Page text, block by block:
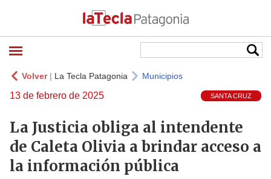
Volver| La Tecla Patagonia Municipios
13 de febrero de 2025 SANTA CRUZ
La Justicia obliga al intendente
de Caleta Olivia a brindar acceso a
la información pública